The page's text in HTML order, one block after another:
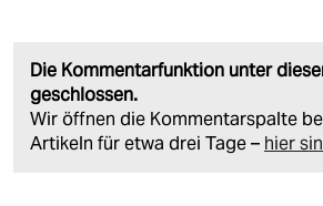
Die Kommentarfunktion unter
geschlossen.
Wir öffnen die Kommentarspalte
Artikeln für etwa drei Tage – hier